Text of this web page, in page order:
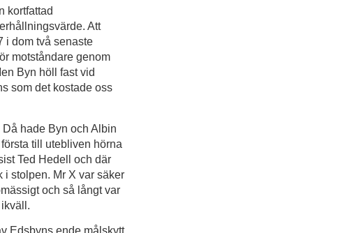
kortfattad
Att
i dom två senaste
motståndare genom
Byn höll fast vid
som det kostade oss
hade Byn och Albin
till utebliven hörna
Ted Hedell och där
i stolpen. Mr X var säker
och så långt var